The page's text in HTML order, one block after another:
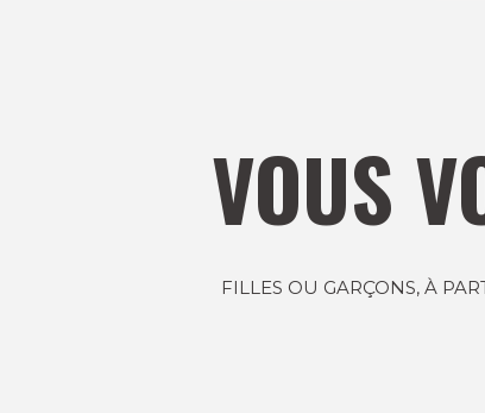
VOUS
FILLES OU GARÇONS, À